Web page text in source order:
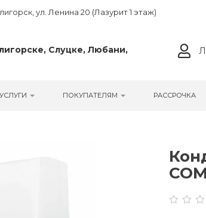
ул. Ленина 20 (Лазурит 1 этаж)
Слуцке, Любани,
УСЛУГИ ПОКУПАТЕЛЯМ РАССРОЧКА